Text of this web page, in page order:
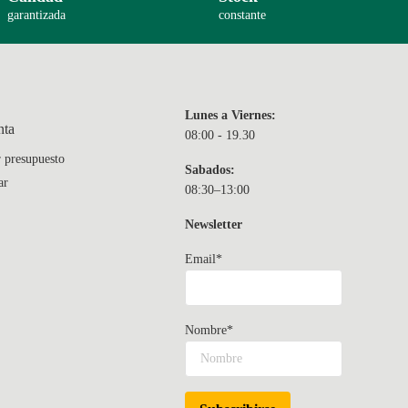
garantizada constante
Lunes a Viernes:
08:00 - 19.30
Sabados:
08:30–13:00
Newsletter
Email*
Nombre*